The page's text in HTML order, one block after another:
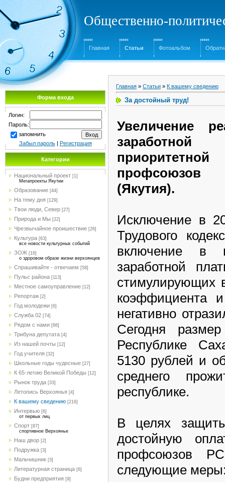
Общественно-
Главная Статьи Фотоальбом
Форма входа
Логин:
Пароль:
запомнить
Забыл пароль| Регистрация
Категории
Национальный проект [1]
Мегапроекты Якутии
Образование [44]
На тему дня [129]
Твои люди, Север [27]
Природа и Мы [22]
Чрезвычайное проишествие [26]
Культура [63]
все новости культурных событий
ЗОЖ [16]
о здоровом образе жизни верхоянцев
Спрашивайте - отвечаем [58]
Пульс района [113]
Местное самоуправление [12]
Репортаж [2]
Год молодежи [6]
Служба 02 [74]
Рядом с нами [66]
Трибуна депутата [4]
Из нашей почты [12]
Год учителя [32]
Школьные годы чудесные [27]
К 65-летию Великой Победы [12]
Рынок труда [33]
Летопись Верхоянья [4]
К вашему сведению [216]
Интервью [6]
от первых лиц
Спорт [87]
спортивное Верхоянье
Наш двор [2]
Подружка [3]
Мальчишник [3]
Литературная страница [6]
Будни предприятия [9]
Главная » Статьи » К вашему сведению
За достойный труд!
Увеличение
профсоюзов
(Якутия).
Исключение в
Трудового
включение в
заработной
стимулирующих
коэффициента
негативно
Сегодня
Республике
5130 рублей и
среднего
республике.
В целях
достойную
профсоюзов
следующие